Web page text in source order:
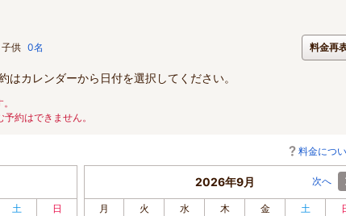
子供 0名 料金再
はカレンダーから日付を選択してください。
約はできません。
料金につ
土
日
2026年9月 次へ
月 火 水 木 金 土